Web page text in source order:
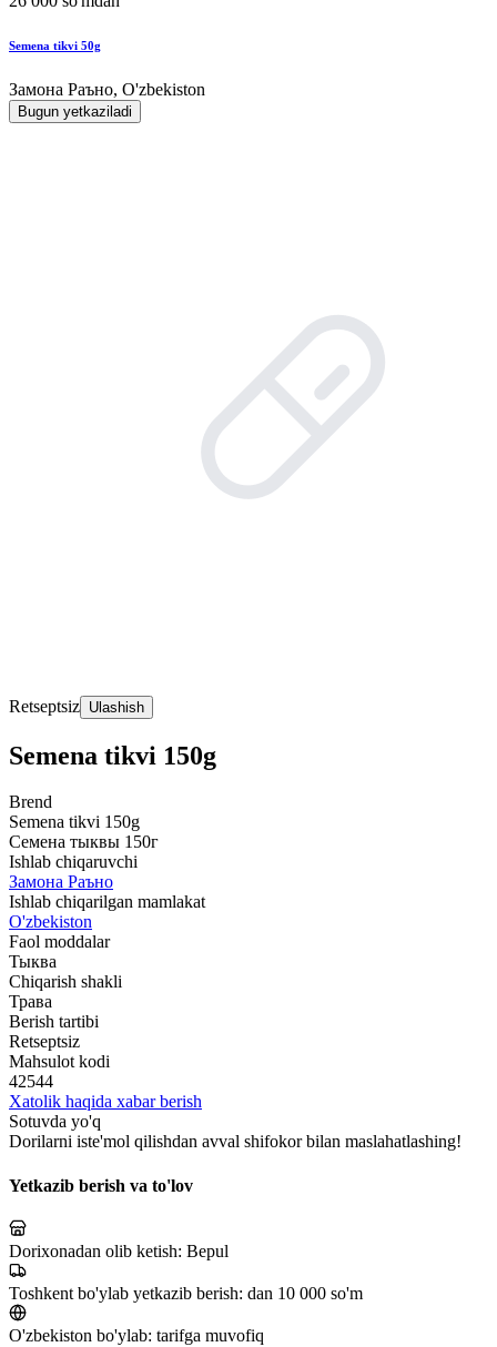
Semena tikvi 50g
Замона Раъно, O'zbekiston
Bugun yetkaziladi
Retseptsiz Ulashish
Semena tikvi 150g
Brend
Semena tikvi 150g
Семена тыквы 150г
Ishlab chiqaruvchi
Замона Раъно
Ishlab chiqarilgan mamlakat
O'zbekiston
Faol moddalar
Тыква
Chiqarish shakli
Трава
Berish tartibi
Retseptsiz
Mahsulot kodi
42544
Xatolik haqida xabar berish
Sotuvda yo'q
Dorilarni iste'mol qilishdan avval shifokor bilan maslahatlashing!
Yetkazib berish va to'lov
Dorixonadan olib ketish: Bepul
Toshkent bo'ylab yetkazib berish: dan 10 000 so'm
O'zbekiston bo'ylab: tarifga muvofiq